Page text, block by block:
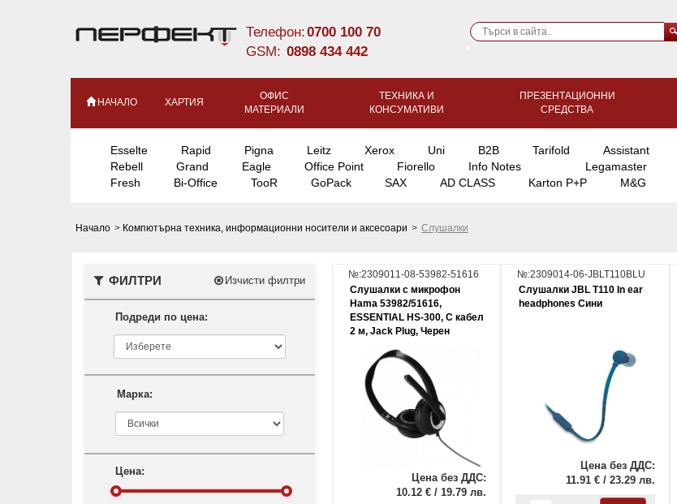
Телефон:0700 100 70
GSM: 0898 434 442
НАЧАЛО ХАРТИЯ
ОФИС
МАТЕРИАЛИ
ТЕХНИКА И
КОНСУМАТИВИ
ПРЕЗЕНТАЦИОННИ
СРЕДСТВА
Esselte Rapid Pigna Leitz Xerox Uni B2B Tarifold Assistant
Rebell
Grand Eagle Office Point Fiorello Info Notes Legamaster
Fresh
Bi-Office TooR GoPack SAX AD CLASS Karton P+P M&G
Начало > Компютърна техника, информационни носители и аксесоари > Слушалки
ФИЛТРИ Изчисти филтри
Подреди по цена:
Марка:
Цена:
№:2309011-08-53982-51616
Слушалки с микрофон
Hama 53982/51616,
ESSENTIAL HS-300, С кабел
2 м, Jack Plug, Черен
Цена без ДДС:
10.12 € / 19.79 лв.
№:2309014-06-JBLT110BLU
Слушалки JBL T110 In ear
headphones Сини
Цена без ДДС:
11.91 € / 23.29 лв.